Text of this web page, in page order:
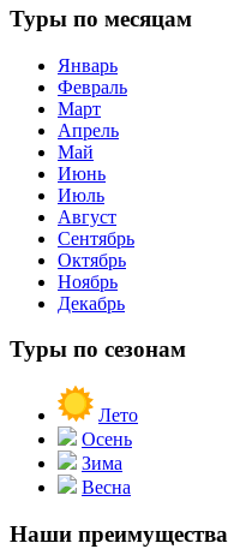
Туры по месяцам
Январь
Февраль
Март
Апрель
Май
Июнь
Июль
Август
Сентябрь
Октябрь
Ноябрь
Декабрь
Туры по сезонам
Лето
Осень
Зима
Весна
Наши преимущества